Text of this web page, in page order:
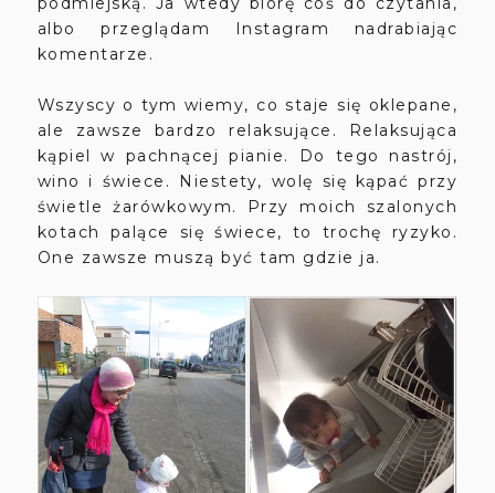
albo przeglądam Instagram nadrabiając
komentarze.
Wszyscy o tym wiemy, co staje się oklepane,
ale zawsze bardzo relaksujące. Relaksująca
kąpiel w pachnącej pianie. Do tego nastrój,
wino i świece. Niestety, wolę się kąpać przy
świetle żarówkowym. Przy moich szalonych
kotach palące się świece, to trochę ryzyko.
One zawsze muszą być tam gdzie ja.